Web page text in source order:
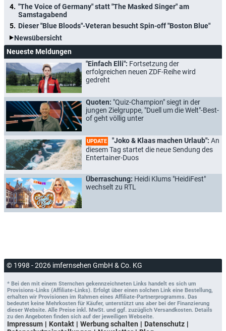
"The Voice of Germany" statt "The Masked Singer" am
Samstagabend
Dieser "Blue Bloods"-Veteran besucht Spin-off "Boston Blue"
Newsübersicht
Neueste Meldungen
"Einfach Elli": Fortsetzung der
erfolgreichen neuen ZDF-Reihe wird
gedreht
Quoten: "Quiz-Champion" siegt in der
jungen Zielgruppe, "Duell um die Welt"-Best-
of geht völlig unter
UPDATE "Joko & Klaas machen Urlaub": An
diesem Tag startet die neue Sendung des
Entertainer-Duos
Überraschung: Heidi Klums "HeidiFest"
wechselt zu RTL
© 1998 - 2026 imfernsehen GmbH & Co. KG
* Bei den mit einem Sternchen gekennzeichneten Links handelt es sich um
Provisions-Links (Affiliate-Links). Erfolgt über einen solchen Link eine Bestellung,
erhalten wir Provisionen im Rahmen eines Affiliate-Partnerprogramms. Das
bedeutet keine Mehrkosten für Käufer, unterstützt uns aber bei der Finanzierung
dieser Website. Alle Preise inkl. MwSt. und ggf. zuzüglich Versandkosten. Details
zu den Angeboten finden sich auf der jeweiligen Webseite.
Impressum Kontakt Werbung schalten
Datenschutz